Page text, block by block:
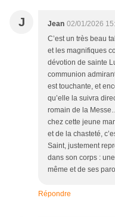
J Jean 02/01/2026
C’est un très beau
et les magnifiques
dévotion de sainte
communion
est touchante, et
qu’elle la suivra
romain de la
chez cette jeune
et de la chasteté,
Saint, justement
dans son corps :
même et de ses
Répondre